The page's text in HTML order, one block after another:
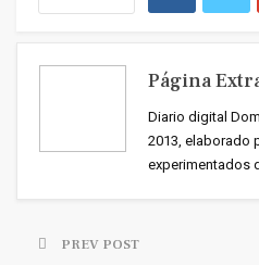
Página
Diario digital
2013, elaborado
experimentados
PREV POST